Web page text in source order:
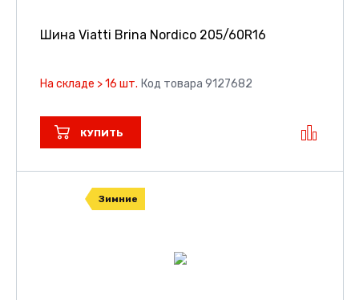
Шина Viatti Brina Nordico 205/60R16
На складе > 16 шт. Код товара 9127682
КУПИТЬ
Зимние